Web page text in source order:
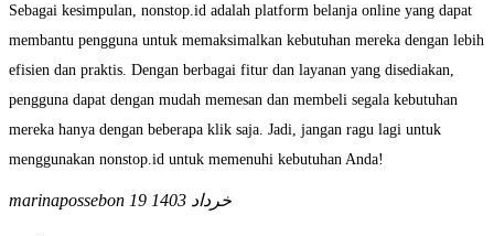
Sebagai kesimpulan, nonstop.id adalah platform belanja online yang dapat
membantu pengguna untuk memaksimalkan kebutuhan mereka dengan lebih
efisien dan praktis. Dengan berbagai fitur dan layanan yang disediakan,
pengguna dapat dengan mudah memesan dan membeli segala kebutuhan
mereka hanya dengan beberapa klik saja. Jadi, jangan ragu lagi untuk
menggunakan nonstop.id untuk memenuhi kebutuhan Anda!
marinapossebon 19 خرداد 1403